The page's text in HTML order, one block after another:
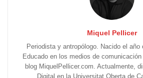
Miquel Pellicer
Periodista y antropólogo. Nacido el
Educado en los medios de
blog MiquelPellicer.com. Actualmente,
Digital en la Universitat Oberta de